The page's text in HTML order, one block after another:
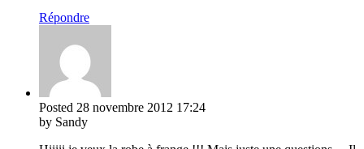
Répondre
Posted 28 novembre 2012 17:24
by Sandy